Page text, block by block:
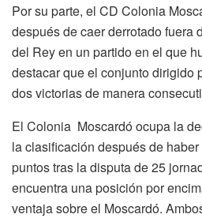
Por su parte, el CD Colonia
después de caer derrotado fuera
del Rey en un partido en el que
destacar que el conjunto dirigido
dos victorias de manera
El Colonia Moscardó ocupa la
la clasificación después de
puntos tras la disputa de 25
encuentra una posición por
ventaja sobre el Moscardó.